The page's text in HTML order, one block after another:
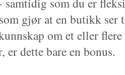
samtidig som du er
gjør at en butikk
om et eller
er dette bare en bonus.